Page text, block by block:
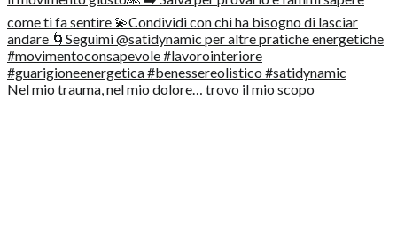
Nel mio trauma, nel mio dolore… trovo il mio scopo